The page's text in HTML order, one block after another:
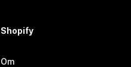
Shopify
Om